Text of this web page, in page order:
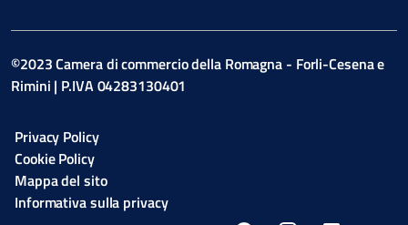
©2023 Camera di commercio della Romagna - Forli-Cesena e
Rimini | P.IVA 04283130401
Privacy Policy
Cookie Policy
Mappa del sito
Informativa sulla privacy